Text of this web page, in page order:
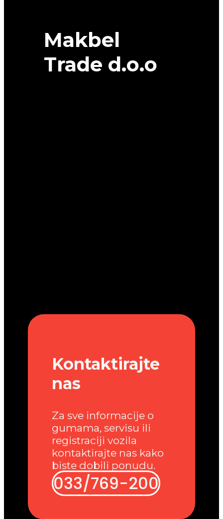
Makbel
Trade d.o.o
Kontaktirajte
nas
Za sve informacije o
gumama, servisu ili
registraciji vozila
kontaktirajte nas kako
biste dobili ponudu.
033/769-200